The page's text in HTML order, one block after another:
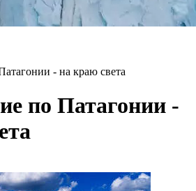
- на краю света
по Патагонии -